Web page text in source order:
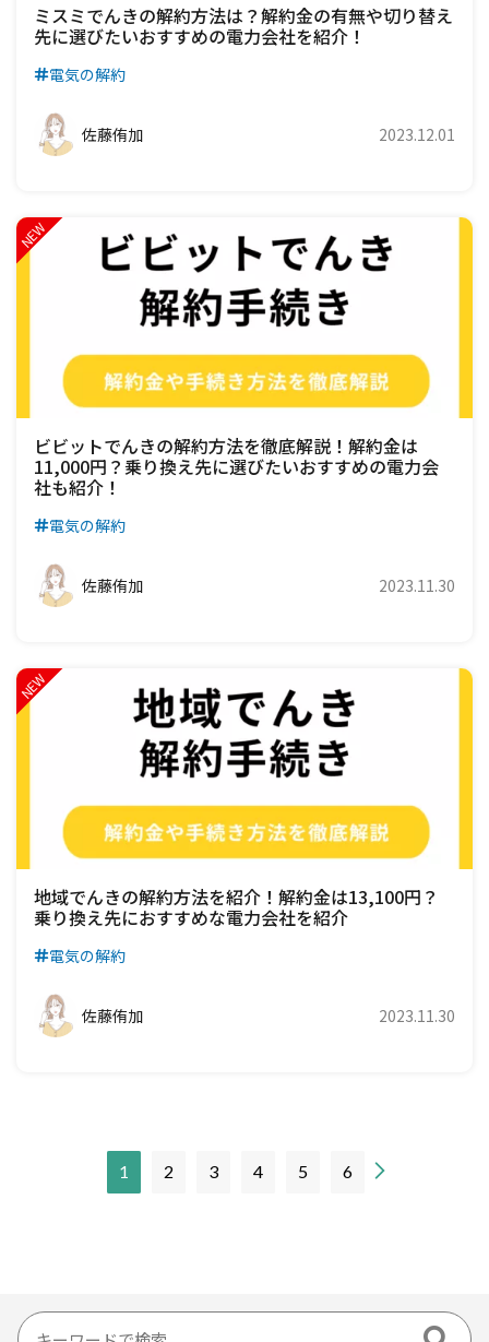
ミスミでんきの解約方法は？解約金の有無や切り替え
先に選びたいおすすめの電力会社を紹介！
電気の解約
佐藤侑加 2023.12.01
ビビットでんきの解約方法を徹底解説！解約金は
11,000円？乗り換え先に選びたいおすすめの電力会
社も紹介！
電気の解約
佐藤侑加 2023.11.30
地域でんきの解約方法を紹介！解約金は13,100円？
乗り換え先におすすめな電力会社を紹介
電気の解約
佐藤侑加 2023.11.30
1
在
ジ
2 3 4 5 6